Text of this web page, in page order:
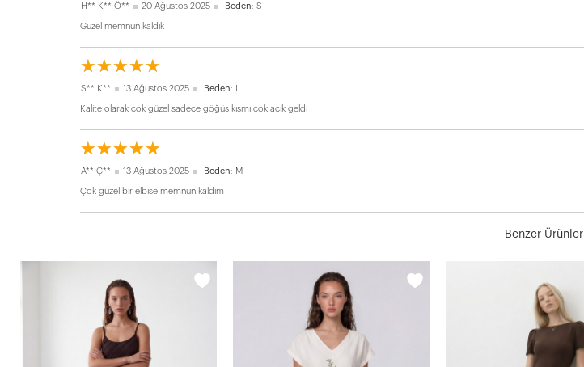
H** K** Ö** 20 Ağustos 2025 Beden: S
Güzel memnun kaldik
☆☆☆☆☆
★★★★★
S** K** 13 Ağustos 2025 Beden: L
Kalite olarak cok güzel sadece göğüs kısmı cok acık geldi
☆☆☆☆☆
★★★★★
A** Ç** 13 Ağustos 2025 Beden: M
Çok güzel bir elbise memnun kaldım
Benzer Ürünler